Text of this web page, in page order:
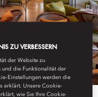
ZU VERBESSERN
der Website zu
und die Funktionalität der
Einstellungen werden die
erklärt. Unsere Cookie-
wie Sie Ihre Cookie-